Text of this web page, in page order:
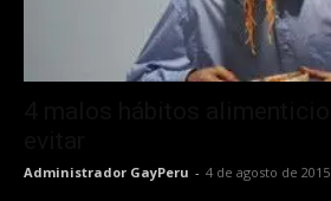
Administrador GayPeru - 4 de agosto de 2015